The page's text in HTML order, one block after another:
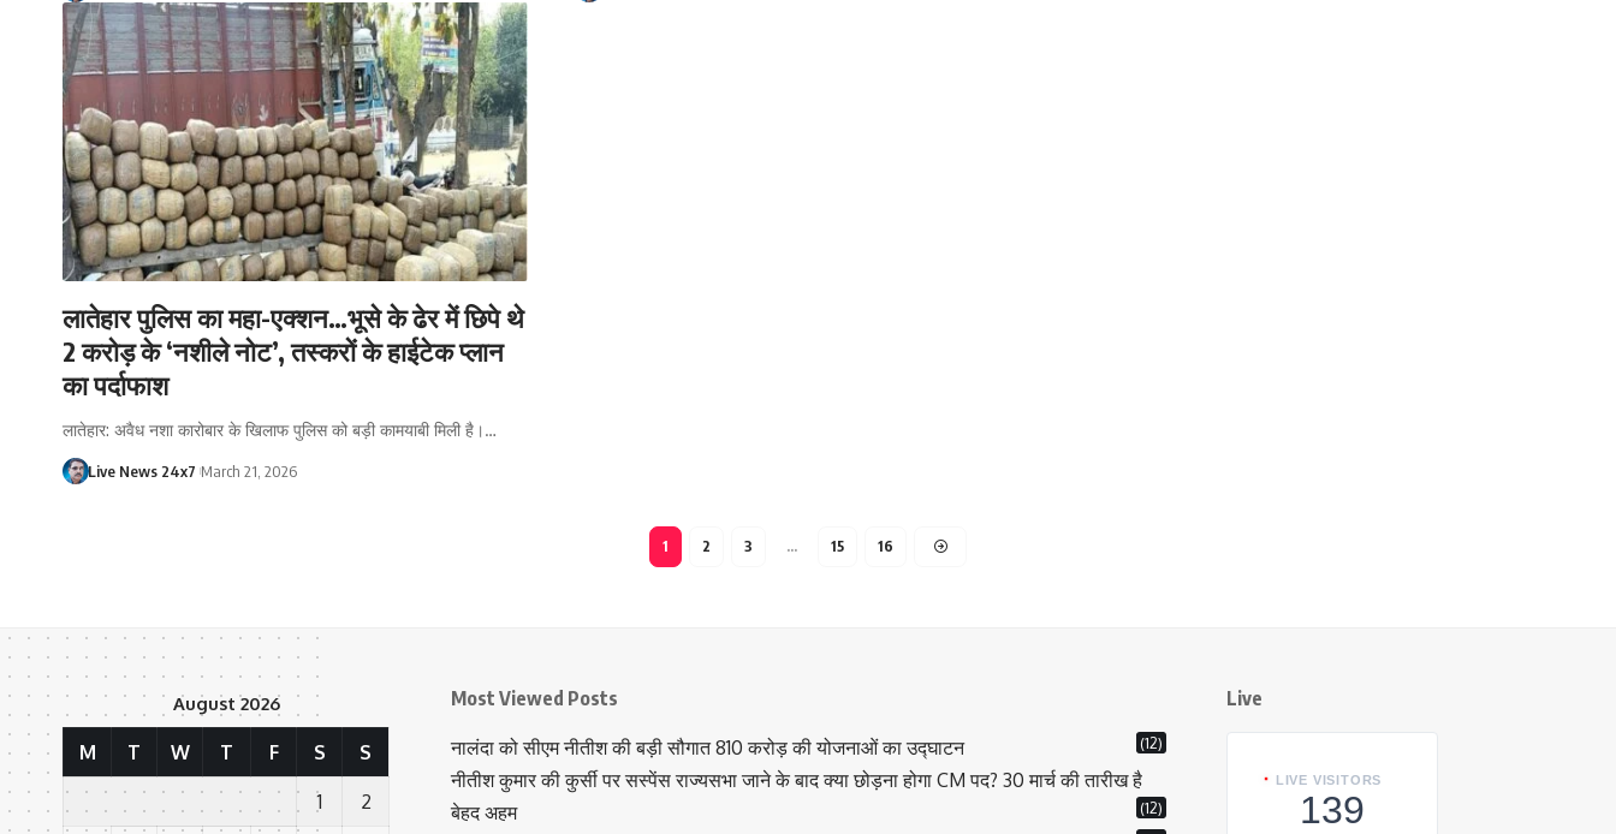
लातेहार पुलिस का महा-एक्शन…भूसे के ढेर में छिपे थे
2 करोड़ के ‘नशीले नोट’, तस्करों के हाईटेक प्लान
का पर्दाफाश
लातेहार: अवैध नशा कारोबार के खिलाफ पुलिस को बड़ी कामयाबी मिली है।…
Live News 24x7 March 21, 2026
1 2 3 … 15 16
August 2026
M T W T F S S
1 2
Most Viewed Posts
नालंदा को सीएम नीतीश की बड़ी सौगात 810 करोड़ की योजनाओं का उद्घाटन (12)
नीतीश कुमार की कुर्सी पर सस्पेंस राज्यसभा जाने के बाद क्या छोड़ना होगा CM पद? 30 मार्च की तारीख है
बेहद अहम
(12)
Live
LIVE VISITORS
139